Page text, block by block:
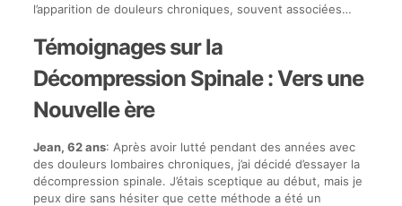
l’apparition de douleurs chroniques, souvent associées…
Témoignages sur la
Décompression Spinale : Vers une
Nouvelle ère
Jean, 62 ans: Après avoir lutté pendant des années avec
des douleurs lombaires chroniques, j’ai décidé d’essayer la
décompression spinale. J’étais sceptique au début, mais je
peux dire sans hésiter que cette méthode a été un